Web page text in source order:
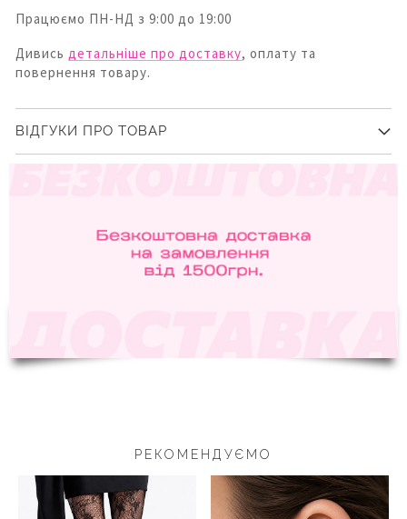
Працюємо ПН-НД з 9:00 до 19:00
Дивись детальніше про доставку, оплату та
повернення товару.
ВІДГУКИ ПРО ТОВАР
РЕКОМЕНДУЄМО